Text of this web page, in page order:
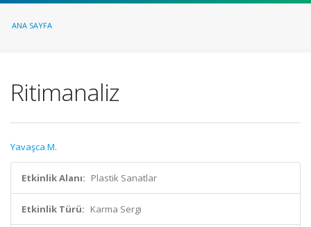
ANA SAYFA
Ritimanaliz
Yavaşca M.
Etkinlik Alanı: Plastik Sanatlar
Etkinlik Türü: Karma Sergi